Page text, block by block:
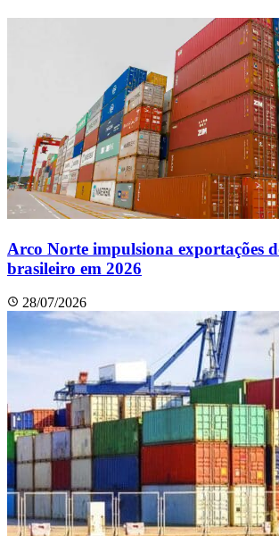
Arco Norte impulsiona exportações
brasileiro em 2026
28/07/2026